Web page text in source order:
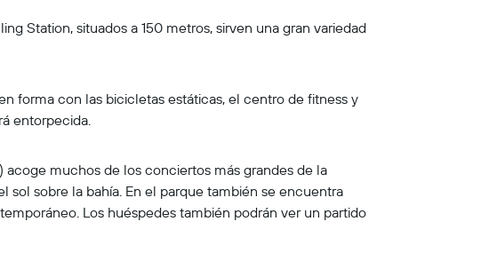
Station, situados a 150 metros, sirven una gran variedad
forma con las bicicletas estáticas, el centro de fitness y
entorpecida.
muchos de los conciertos más grandes de la
sobre la bahía. En el parque también se encuentra
Los huéspedes también podrán ver un partido